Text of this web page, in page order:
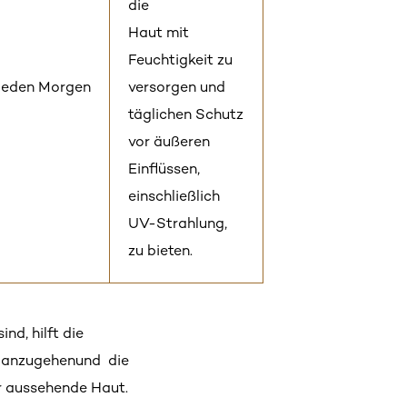
Morgen
die
Haut mit
Feuchtigkeit zu
versorgen und
täglichen Schutz
vor äußeren
Einflüssen,
einschließlich
UV-Strahlung,
zu bieten.
, hilft die
anzugehenund die
aussehende Haut.